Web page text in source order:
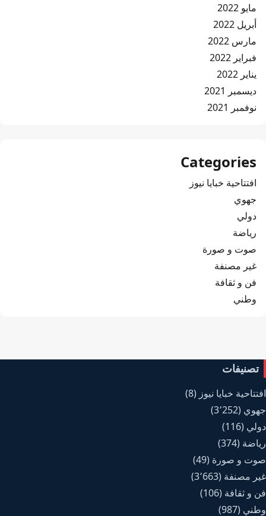
مايو 2022
أبريل 2022
مارس 2022
فبراير 2022
يناير 2022
ديسمبر 2021
نوفمبر 2021
Categories
افتتاحية خبايا نيوز
جهوي
دولي
رياضة
صوت و صورة
غير مصنفة
فن و ثقافة
وطني
تصنيفات
افتتاحية خبايا نيوز (8)
جهوي (3٬252)
دولي (116)
رياضة (374)
صوت و صورة (49)
غير مصنفة (3٬663)
فن و ثقافة (106)
وطني (987)